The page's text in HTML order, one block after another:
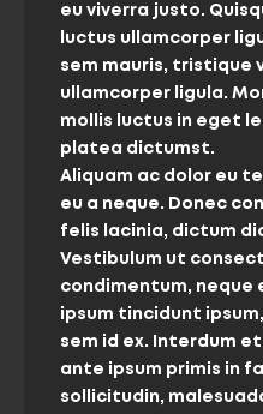
eu viverra justo.
luctus ullamcorper
sem mauris, tristique
ullamcorper ligula.
mollis luctus in eget
platea dictumst.
Aliquam ac dolor eu
eu a neque. Donec
felis lacinia, dictum
Vestibulum ut
condimentum, neque
ipsum tincidunt
sem id ex. Interdum
ante ipsum primis in
sollicitudin,